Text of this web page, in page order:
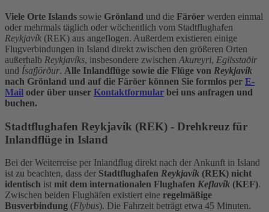
Viele Orte Islands sowie Grönland und die Färöer werden einmal
oder mehrmals täglich oder wöchentlich vom Stadtflughafen
Reykjavík (REK) aus angeflogen. Außerdem existieren einige
Flugverbindungen in Island direkt zwischen den größeren Orten
außerhalb Reykjavíks, insbesondere zwischen Akureyri, Egilsstaðir
und Ísafjörður. Alle Inlandflüge sowie die Flüge von Reykjavík
nach Grönland und auf die Färöer können Sie formlos per E-
Mail oder über unser Kontaktformular bei uns anfragen und
buchen.
Stadtflughafen Reykjavík (REK) - Drehkreuz für
Inlandflüge in Island
Bei der Weiterreise per Inlandflug direkt nach der Ankunft in Island
ist zu beachten, dass der Stadtflughafen Reykjavík (REK) nicht
identisch ist mit dem internationalen Flughafen Keflavík (KEF).
Zwischen beiden Flughäfen existiert eine regelmäßige
Busverbindung (Flybus). Die Fahrzeit beträgt etwa 45 Minuten.